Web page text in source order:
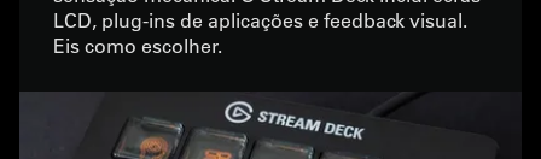
LCD, plug-ins de aplicações e feedback visual.
Eis como escolher.